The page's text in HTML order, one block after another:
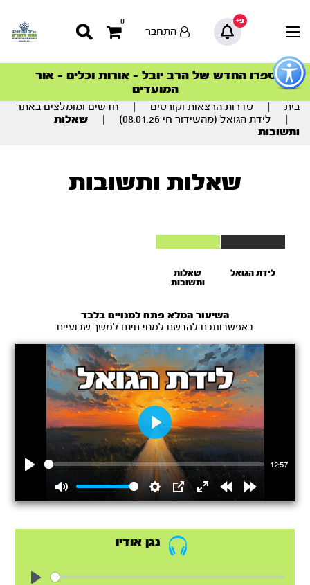
כפתור
לפתיחת
תפריט
9+
0
התחבר
סדרות הפודקאסטים
הסדרה המובילה החודש – דרך המלך
ספרו החדש של הרב יובל – אורות וכלים – אור
המועדים
הצטרפו למהפכת הבריאות הטבעית >
סדרות הפודקאסטים
הסדרה המובילה החודש – דרך המלך
תוכן
מרכזי
בית סדרות הרצאות וקורסים
חדשים ומומלצים באתר
לידת הגואל (מהשידור חי 08.01.26)
שאלות
ותשובות
שאלות ותשובות
לידת הגואל
שאלות
ותשובות
השיעור המלא פתח למנויים בלבד
באפשרותכם להרשם למנוי חינם למשך שבועיים
12:57
Mute Settings
PIP
EnterRewindForward
Play
נגן אודיו